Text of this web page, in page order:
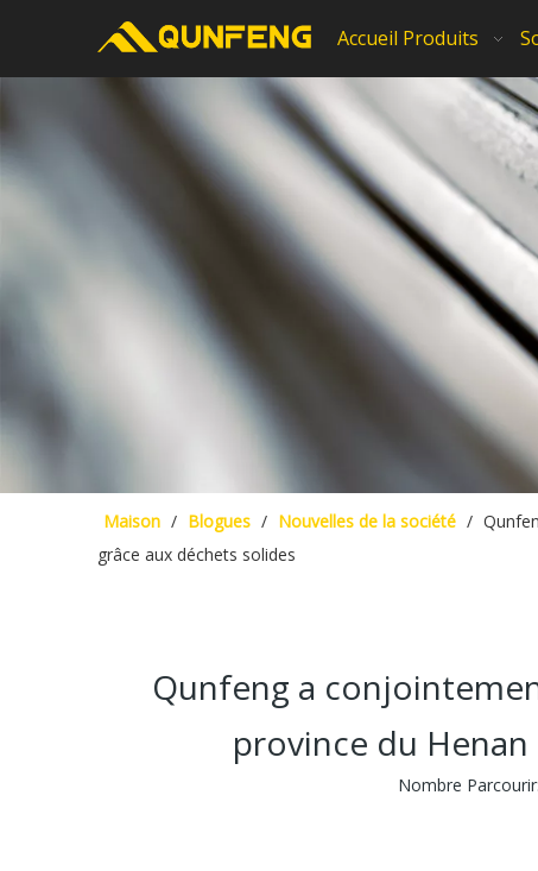
Accueil Produits
Maison / Blogues / Nouvelles de la société /
grâce aux déchets solides
Qunfeng a
province du
Nombre Parcourir: